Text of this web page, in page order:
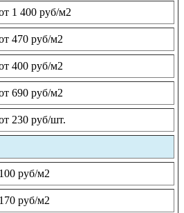
1 400 руб/м2
470 руб/м2
400 руб/м2
690 руб/м2
230 руб/шт.
100 руб/м2
170 руб/м2